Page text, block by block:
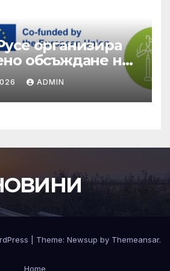
организира
обсъждане на
на
услуги
ADMIN
Theme: Newsup by Themeansar.
Home